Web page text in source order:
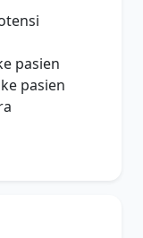
pasien
pasien